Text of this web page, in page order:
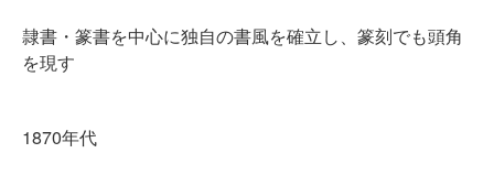
隷書・篆書を中心に独自の書風を確立し、篆刻でも頭角
を現す
1870年代